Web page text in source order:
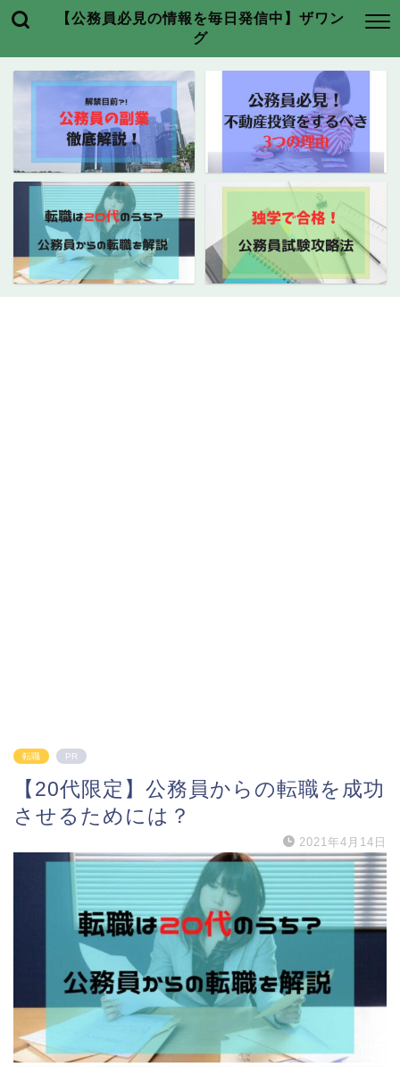
【公務員必見の情報を毎日発信中】ザワン
グ
転職 PR
【20代限定】公務員からの転職を成功
させるためには？
2021年4月14日